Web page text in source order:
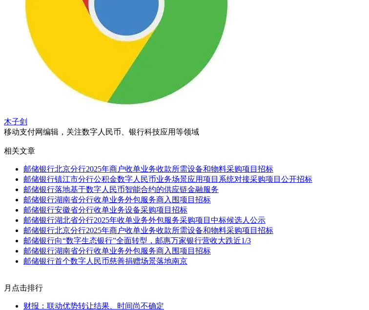
木子剑
移动支付网编辑，关注数字人民币、银行科技应用等领域
相关文章
邮储银行北京分行2025年商户收单业务收款所需设备和物料采购项目招标
邮储银行镇江市分行公积金数字人民币业务场景应用项目系统对接采购项目公开招标
邮储银行落地基于数字人民币智能合约的供应链金融服务
邮储银行湖南省分行收单业务外包服务商入围项目招标
邮储银行安徽省分行收单业务设备采购项目招标
邮储银行湖北省分行2025年收单业务外包服务采购项目中标候选人公示
邮储银行北京分行2025年商户收单业务收款所需设备和物料采购项目招标
邮储银行向“数字生态银行”全面转型，邮惠万家银行营收大跌近1/3
邮储银行湖南省分行收单业务外包服务商入围项目招标
邮储银行首个数字人民币慈善捐赠场景落地南京
月点击排行
财报：联动优势转让结果、时间尚不确定